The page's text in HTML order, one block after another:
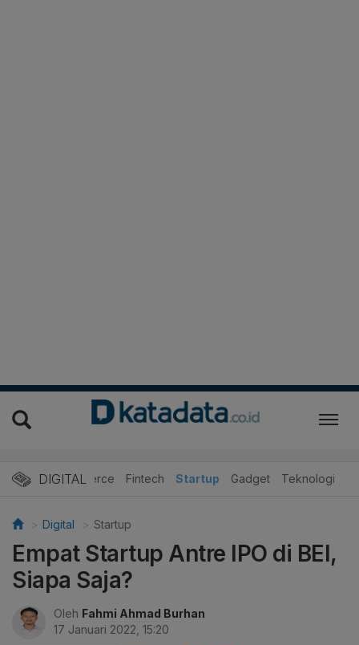
DIGITAL
E-Commerce Fintech Startup Gadget Teknologi
Digital Startup
Empat Startup Antre IPO di BEI,
Siapa Saja?
Oleh Fahmi Ahmad Burhan
17 Januari 2022, 15:20